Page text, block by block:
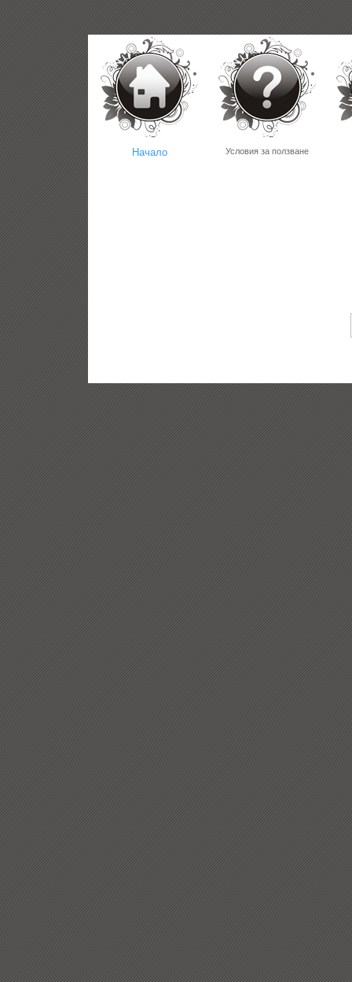
Начало Условия за ползване